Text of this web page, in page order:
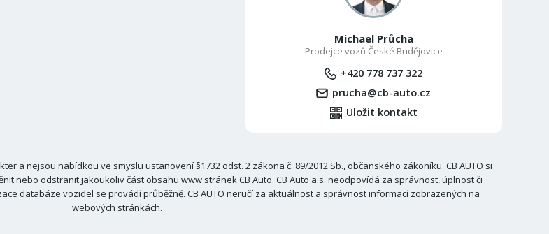
Michael Průcha
Prodejce vozů České Budějovice
+420 778 737 322
prucha@cb-auto.cz
Uložit kontakt
a nejsou nabídkou ve smyslu ustanovení §1732 odst. 2 zákona č. 89/2012 Sb., občanského zákoníku. CB AUTO si
nebo odstranit jakoukoliv část obsahu www stránek CB Auto. CB Auto a.s. neodpovídá za správnost, úplnost či
databáze vozidel se provádí průběžně. CB AUTO neručí za aktuálnost a správnost informací zobrazených na
webových stránkách.